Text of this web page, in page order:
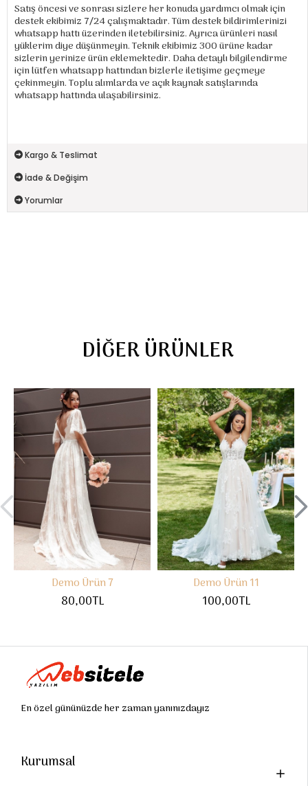
Satış öncesi ve sonrası sizlere her konuda yardımcı olmak için
destek ekibimiz 7/24 çalışmaktadır. Tüm destek bildirimlerinizi
whatsapp hattı üzerinden iletebilirsiniz. Ayrıca ürünleri nasıl
yüklerim diye düşünmeyin. Teknik ekibimiz 300 ürüne kadar
sizlerin yerinize ürün eklemektedir. Daha detaylı bilgilendirme
için lütfen whatsapp hattından bizlerle iletişime geçmeye
çekinmeyin. Toplu alımlarda ve açık kaynak satışlarında
whatsapp hattında ulaşabilirsiniz.
Kargo & Teslimat
İade & Değişim
Yorumlar
DIĞER ÜRÜNLER
Demo Ürün 7
80,00TL
Demo Ürün 11
100,00TL
En özel gününüzde her zaman yanınızdayız
Kurumsal